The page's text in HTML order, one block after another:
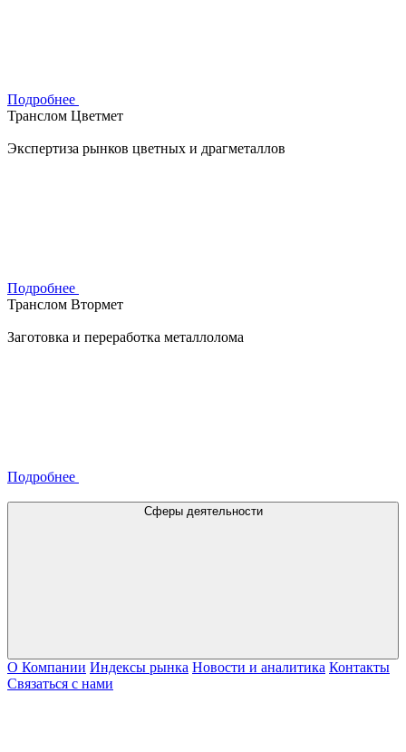
Подробнее
Транслом Цветмет
Экспертиза рынков цветных и драгметаллов
Подробнее
Транслом Втормет
Заготовка и переработка металлолома
Подробнее
Сферы деятельности
О Компании Индексы рынка Новости и аналитика Контакты
Связаться с нами